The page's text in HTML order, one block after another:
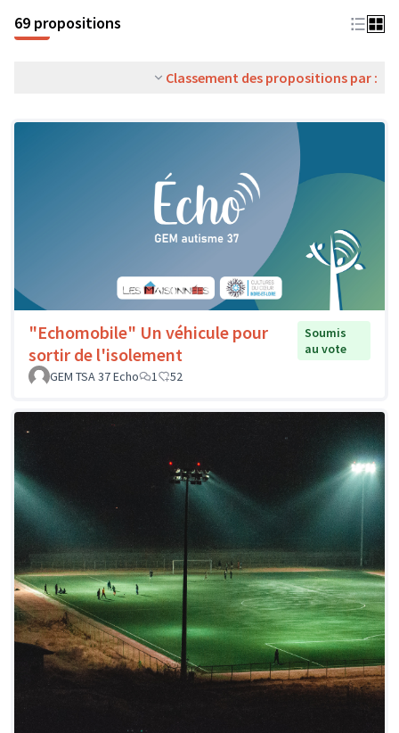
69 propositions
Classement des propositions par :
"Echomobile" Un véhicule pour
sortir de l'isolement
Soumis
au vote
GEM TSA 37 Echo
1 52